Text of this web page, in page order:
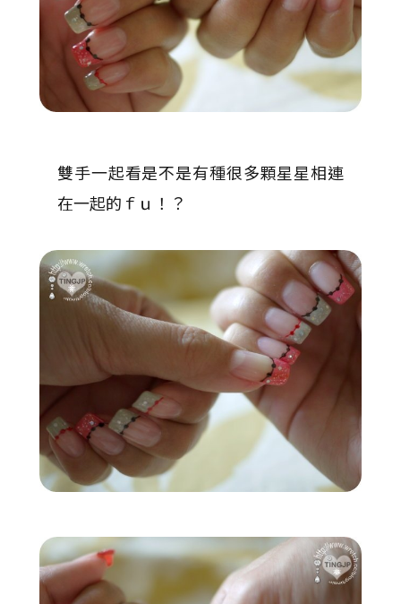
雙手一起看是不是有種很多顆星星相連
在一起的ｆｕ！？